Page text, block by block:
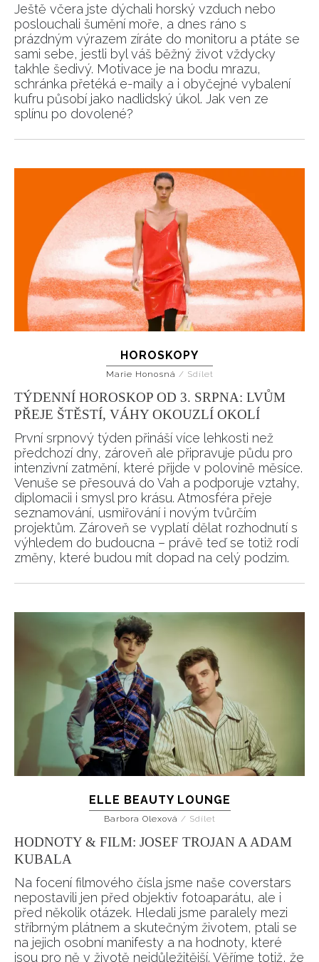
Ještě včera jste dýchali horský vzduch nebo
poslouchali šumění moře, a dnes ráno s
prázdným výrazem zíráte do monitoru a ptáte se
sami sebe, jestli byl váš běžný život vždycky
takhle šedivý. Motivace je na bodu mrazu,
schránka přetéká e-maily a i obyčejné vybalení
kufru působí jako nadlidský úkol. Jak ven ze
splínu po dovolené?
HOROSKOPY
Marie Honosná / Sdílet
TÝDENNÍ HOROSKOP OD 3. SRPNA: LVŮM
PŘEJE ŠTĚSTÍ, VÁHY OKOUZLÍ OKOLÍ
První srpnový týden přináší více lehkosti než
předchozí dny, zároveň ale připravuje půdu pro
intenzivní zatmění, které přijde v polovině měsíce.
Venuše se přesouvá do Vah a podporuje vztahy,
diplomacii i smysl pro krásu. Atmosféra přeje
seznamování, usmiřování i novým tvůrčím
projektům. Zároveň se vyplatí dělat rozhodnutí s
výhledem do budoucna – právě teď se totiž rodí
změny, které budou mít dopad na celý podzim.
ELLE BEAUTY LOUNGE
Barbora Olexová / Sdílet
HODNOTY & FILM: JOSEF TROJAN A ADAM
KUBALA
Na focení filmového čísla jsme naše coverstars
nepostavili jen před objektiv fotoaparátu, ale i
před několik otázek. Hledali jsme paralely mezi
stříbrným plátnem a skutečným životem, ptali se
na jejich osobní manifesty a na hodnoty, které
jsou pro ně v životě nejdůležitější. Věříme totiž, že